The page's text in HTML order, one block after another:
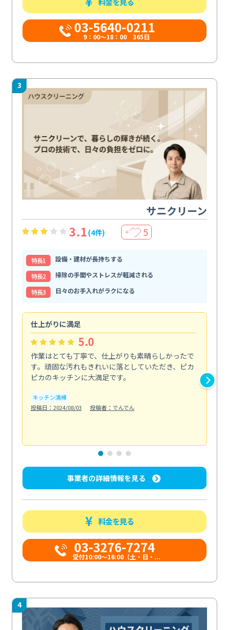
03-5640-0211
9：00～18：00 365日
3
サニクリーン
3.1 (4件) ＋ 5
特⻑1
設備・建材が長持ちする
特⻑2
掃除の手間やストレスが軽減される
特⻑3
日々のお手入れがラクになる
仕上がりに満足
5.0
作業はとても丁寧で、仕上がりも素晴らしかったで
す。頑固な汚れもきれいに落としていただき、ピカ
ピカのキッチンに大満足です。
キッチン清掃
投稿日：2024/08/03
投稿者：でんでん
事業者の詳細情報を見る
料金を見る
03-3276-7274
受付10:00〜16:00（土・日・...
4